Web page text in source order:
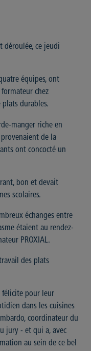
déroulée, ce jeudi
équipes, ont
chez
plats durables.
manger riche en
de la
ont concocté un
bon et devait
scolaires.
échanges entre
étaient au rendez-
PROXIAL.
des plats
félicite pour leur
dans les cuisines
coordinateur du
jury - et qui a, avec
au sein de ce bel